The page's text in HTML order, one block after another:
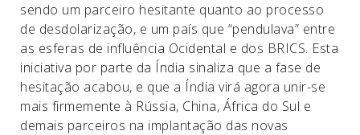
sendo um parceiro hesitante quanto ao processo
de desdolarização, e um país que “pendulava” entre
as esferas de influência Ocidental e dos BRICS. Esta
iniciativa por parte da Índia sinaliza que a fase de
hesitação acabou, e que a Índia virá agora unir-se
mais firmemente à Rússia, China, África do Sul e
demais parceiros na implantação das novas